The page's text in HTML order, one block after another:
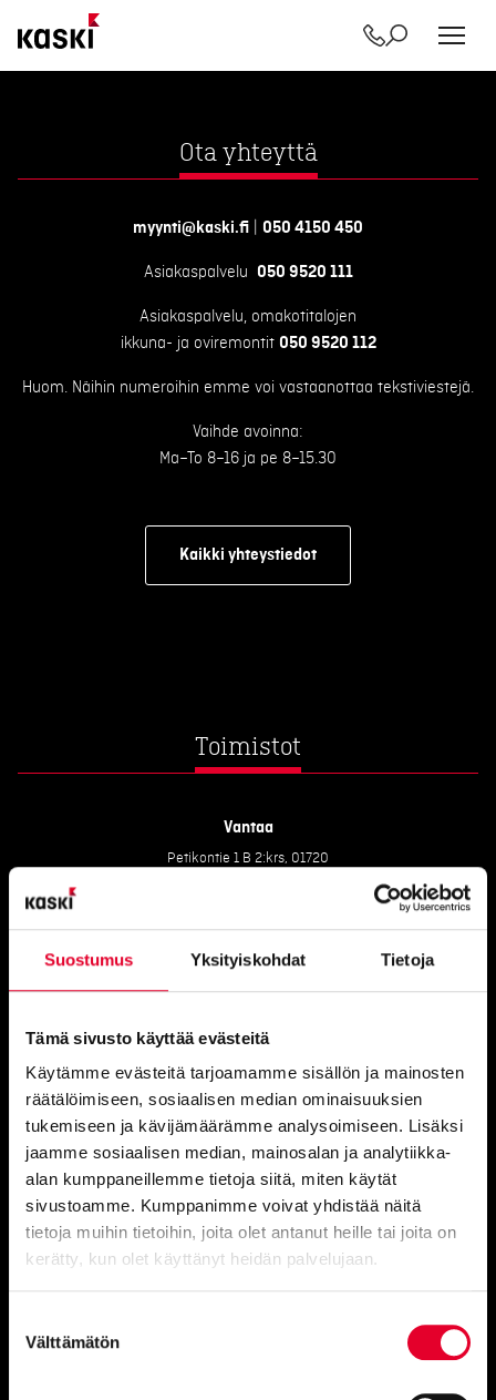
Suostumus Yksityiskohdat Tietoja
Tämä sivusto käyttää evästeitä
Käytämme evästeitä tarjoamamme sisällön ja mainosten
räätälöimiseen, sosiaalisen median ominaisuuksien
tukemiseen ja kävijämäärämme analysoimiseen. Lisäksi
jaamme sosiaalisen median, mainosalan ja analytiikka-
alan kumppaneillemme tietoja siitä, miten käytät
sivustoamme. Kumppanimme voivat yhdistää näitä
tietoja muihin tietoihin, joita olet antanut heille tai joita on
kerätty, kun olet käyttänyt heidän palvelujaan.
valinta
Välttämätön
Yhteystiedot
Etsi
Ota yhteyttä
myynti@kaski.fi 050 4150 450
Asiakaspalvelu 050 9520 111
Asiakaspalvelu, omakotitalojen
ikkuna- ja oviremontit 050 9520 112
Huom. Näihin numeroihin emme voi vastaanottaa tekstiviestejä.
Vaihde avoinna:
Ma–To 8–16 ja pe 8–15.30
Kaikki yhteystiedot
Toimistot
Vantaa
Petikontie 1 B 2:krs, 01720
Raisio
Oulu
Kuopio